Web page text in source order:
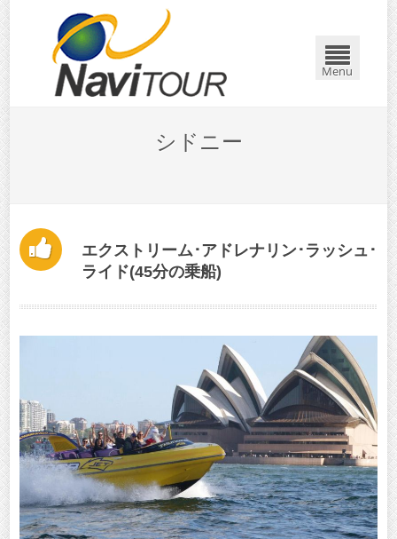
Menu
シドニー
エクストリーム･アドレナリン･ラッシュ･
ライド(45分の乗船)